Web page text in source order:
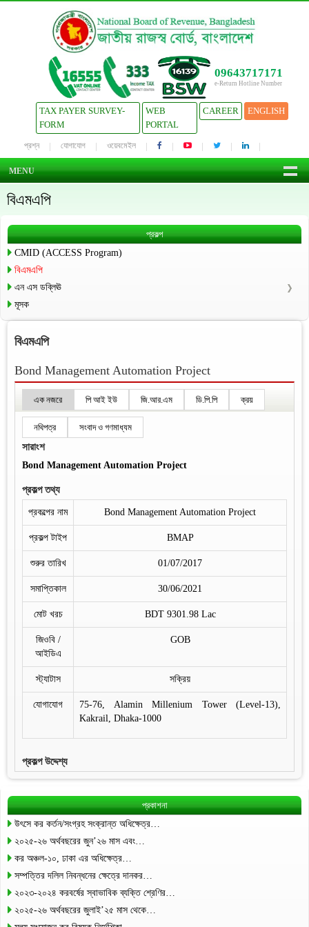
09643717171
e-Return Hotline Number
TAX PAYER SURVEY-
FORM
WEB
PORTAL
CAREER ENGLISH
প্রশ্ন যোগাযোগ ওয়েবমেইল
MENU
বিএমএপি
প্রকল্প
CMID (ACCESS Program)
বিএমএপি
এন এস ডব্লিঊ
মূসক
বিএমএপি
Bond Management Automation Project
এক নজরে পি আই ইউ জি.আর.এম ডি.পি.পি ক্রয়
নথিপত্র সংবাদ ও গণমাধ্যম
সারাংশ
Bond Management Automation Project
প্রকল্প তথ্য
প্রকল্পের নাম Bond Management Automation Project
প্রকল্প টাইপ BMAP
শুরুর তারিখ 01/07/2017
সমাপ্তিকাল 30/06/2021
মোট খরচ BDT 9301.98 Lac
জিওবি /
আইডিএ
GOB
স্ট্যাটাস সক্রিয়
যোগাযোগ
75-76, Alamin Millenium Tower (Level-13),
Kakrail, Dhaka-1000
প্রকল্প উদ্দেশ্য
প্রকাশনা
উৎসে কর কর্তন/সংগ্রহ সংক্রান্ত অধিক্ষেত্র…
২০২৫-২৬ অর্থবছরের জুন’২৬ মাস এবং…
কর অঞ্চল-১০, ঢাকা এর অধিক্ষেত্র…
সম্পত্তির দলিল নিবন্ধনের ক্ষেত্রে দানকর…
২০২৩-২০২৪ করবর্ষের স্বাভাবিক ব্যক্তি শ্রেণির…
২০২৫-২৬ অর্থবছরের জুলাই’২৫ মাস থেকে…